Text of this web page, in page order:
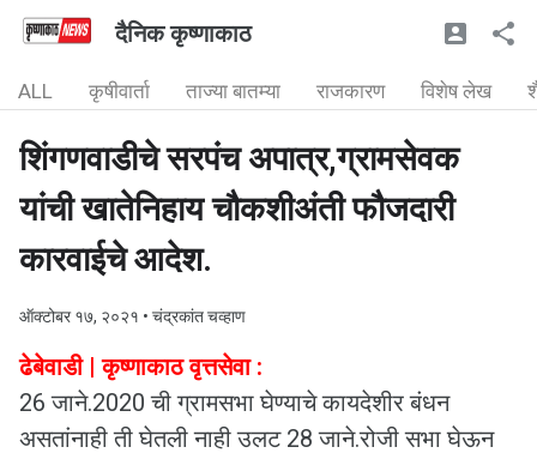
दैनिक कृष्णाकाठ
ALL कृषीवार्ता ताज्या बातम्या राजकारण विशेष लेख
शिंगणवाडीचे सरपंच अपात्र,ग्रामसेवक
यांची खातेनिहाय चौकशीअंती फौजदारी
कारवाईचे आदेश.
ऑक्टोबर १७, २०२१ • चंद्रकांत चव्हाण
ढेबेवाडी | कृष्णाकाठ वृत्तसेवा :
26 जाने.2020 ची ग्रामसभा घेण्याचे कायदेशीर बंधन
असतांनाही ती घेतली नाही उलट 28 जाने.रोजी सभा घेऊन